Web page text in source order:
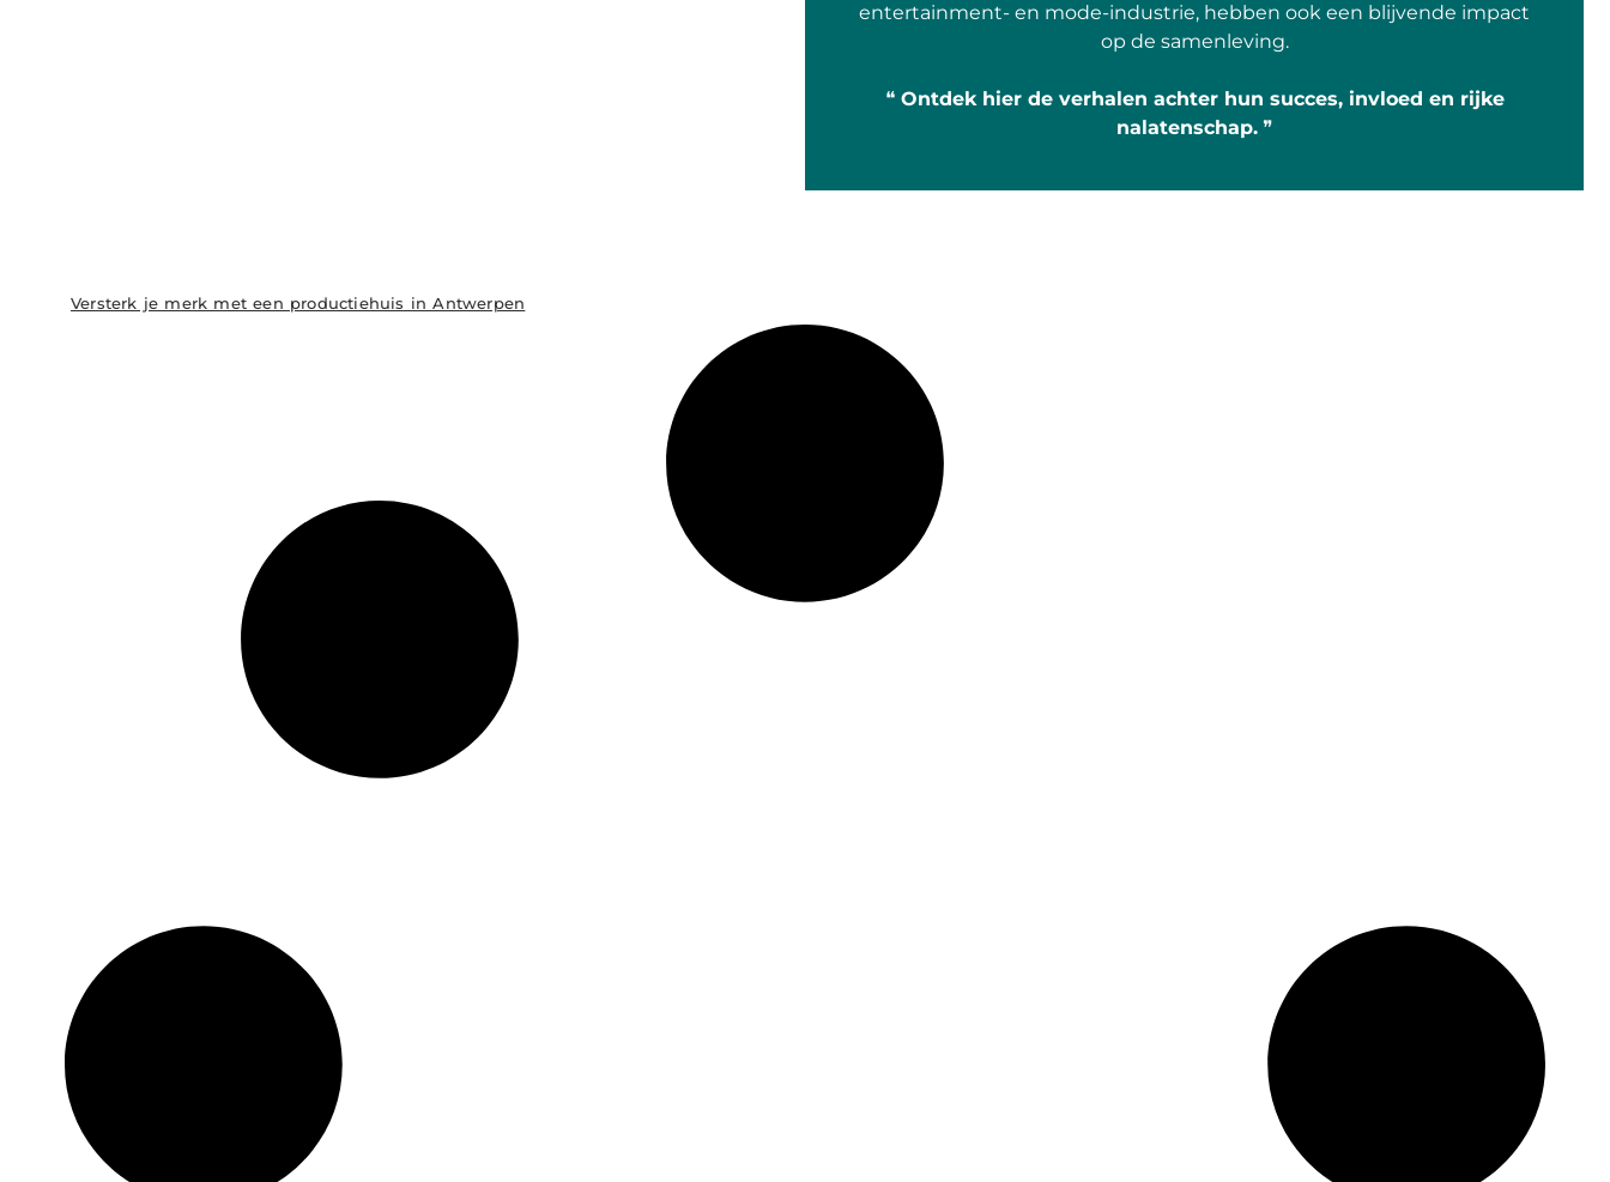
entertainment- en mode-industrie, hebben ook een blijvende impact
op de samenleving.
❝ Ontdek hier de verhalen achter hun succes, invloed en rijke
nalatenschap.❞
Versterk je merk met een productiehuis in Antwerpen